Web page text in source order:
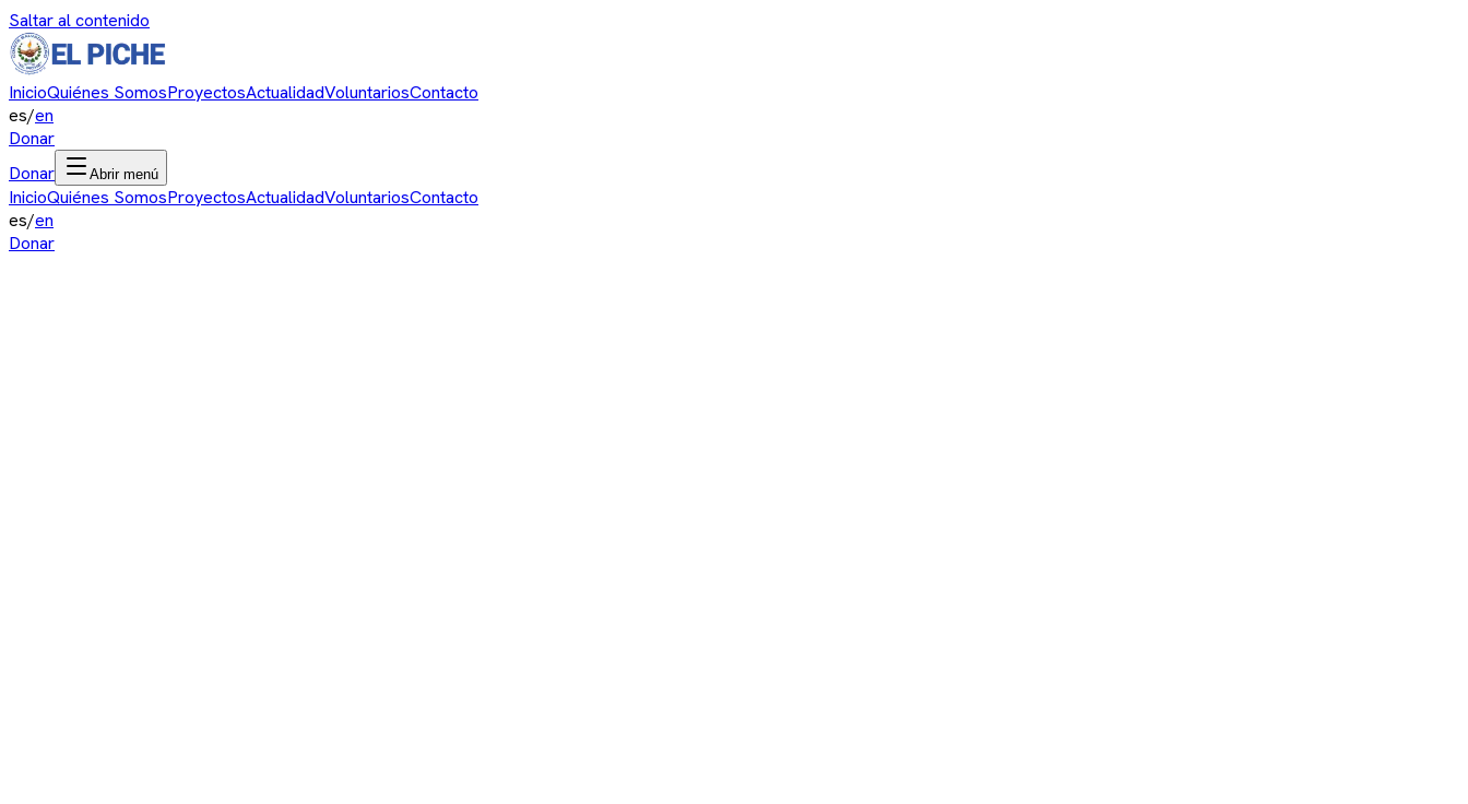
Saltar al contenido
InicioQuiénes SomosProyectosActualidadVoluntariosContacto
es/en
Donar
Donar
Abrir menú
InicioQuiénes SomosProyectosActualidadVoluntariosContacto
es/en
Donar